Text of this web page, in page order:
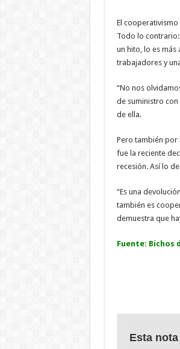
El cooperativismo
Todo lo
un hito, lo es
trabajadores y
“No nos
de suministro
de ella.
Pero también por
fue la reciente
recesión. Así lo
“Es una
también es
demuestra que
Fuente: Bichos
Esta